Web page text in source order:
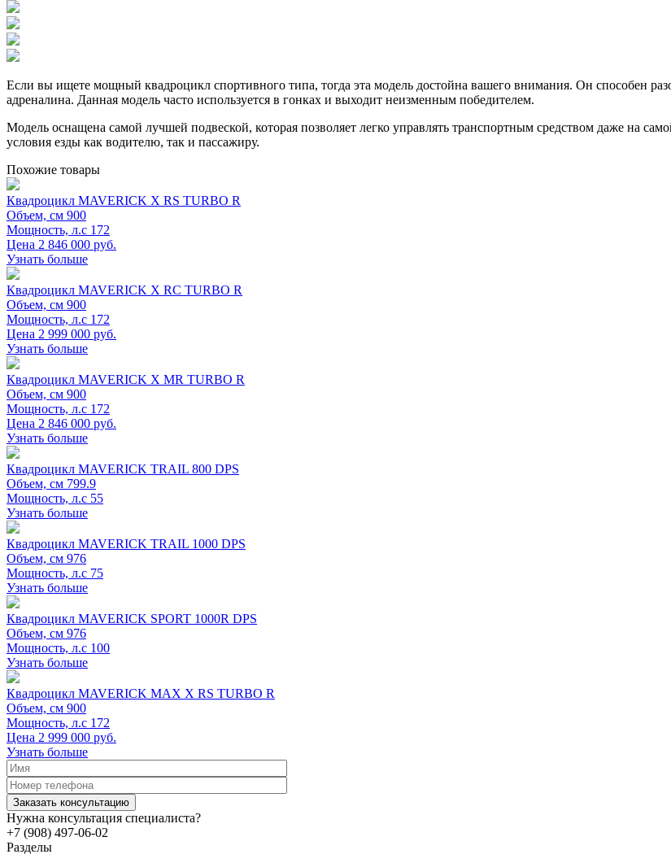
Если вы ищете мощный квадроцикл спортивного типа, тогда эта модель достойна вашего внимания. Он способен
адреналина. Данная модель часто используется в гонках и выходит неизменным победителем.
Модель оснащена самой лучшей подвеской, которая позволяет легко управлять транспортным средством даже на
условия езды как водителю, так и пассажиру.
Похожие товары
Квадроцикл MAVERICK X RS TURBO R
Объем, см 900
Мощность, л.с 172
Цена 2 846 000 руб.
Узнать больше
Квадроцикл MAVERICK X RC TURBO R
Объем, см 900
Мощность, л.с 172
Цена 2 999 000 руб.
Узнать больше
Квадроцикл MAVERICK X MR TURBO R
Объем, см 900
Мощность, л.с 172
Цена 2 846 000 руб.
Узнать больше
Квадроцикл MAVERICK TRAIL 800 DPS
Объем, см 799.9
Мощность, л.с 55
Узнать больше
Квадроцикл MAVERICK TRAIL 1000 DPS
Объем, см 976
Мощность, л.с 75
Узнать больше
Квадроцикл MAVERICK SPORT 1000R DPS
Объем, см 976
Мощность, л.с 100
Узнать больше
Квадроцикл MAVERICK MAX X RS TURBO R
Объем, см 900
Мощность, л.с 172
Цена 2 999 000 руб.
Узнать больше
Нужна консультация специалиста?
+7 (908) 497-06-02
Разделы